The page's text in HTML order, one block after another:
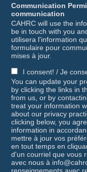
Communication
communication
CAHRC will use the
be in touch with you
utilisera l'information
formulaire pour
mises à jour.
I consent! / Je
You can update your
by clicking the links in
from us, or by
treat your information
about our privacy
clicking below, you
information in
mettre à jour vos
en tout temps en
d'un courriel que vous
avec nous à